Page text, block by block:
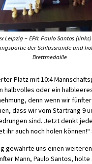
Leipzig – EPA: Paulo Santos
der Schlussrunde und
Brettmedaille
Platz mit 10:4
halbvolles oder ein
denn wenn wir
dass wir vom Startrang 9
sind. Jetzt denkt
ihr auch noch holen können!“
gewährte uns einen
Mann, Paulo Santos,